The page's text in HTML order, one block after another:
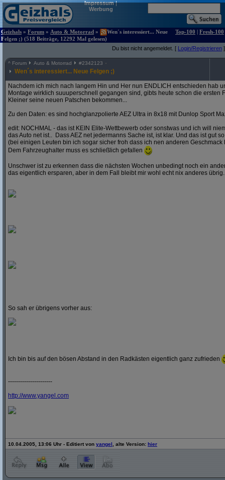
Impressum|
Werbung
Geizhals » Forum » Auto & Motorrad »
Wen´s interessiert... Neue
Felgen ;) (518 Beiträge, 12292 Mal gelesen)
Top-100 | Fresh-100
Du bist nicht angemeldet. [ Login/Registrieren ]
^ Forum Auto & Motorrad #2342123
Wen´s interessiert... Neue Felgen ;)
Nachdem ich mich nach langem Hin und Her nun ENDLICH entschieden hab
Montage wirklich suuuperschnell gegangen sind, gibts heute schon die ersten
Kleiner seine neuen Patschen bekommen...
Zu den Daten: es sind hochglanzpolierte AEZ Ultra in 8x18 mit Dunlop Sport
edit: NOCHMAL - das ist KEIN Elite-Wettbewerb oder sonstwas und ich will
das Auto net ist.. Dass AEZ net jedermanns Sache ist, ist klar. Und das ist gut
(bei einigen Leuten bin ich sogar sicher froh dass ich nen anderen Geschmack
Dem Fahrzeughalter muss es schließlich gefallen
Unschwer ist zu erkennen dass die nächsten Wochen unbedingt noch ein
das eigentlich ersparen, aber in dem Fall bleibt mir wohl echt nix anderes
So sah er übrigens vorher aus:
Ich bin bis auf den bösen Abstand in den Radkästen eigentlich ganz zufrieden
----------------------
http://www.yangel.com
10.04.2005, 13:06 Uhr - Editiert von yangel , alte Version: hier